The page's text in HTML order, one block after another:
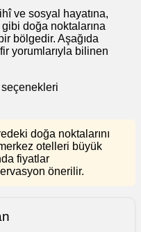
ve sosyal hayatına,
doğa noktalarına
bölgedir. Aşağıda
yorumlarıyla bilinen
doğa noktalarını
otelleri büyük
fiyatlar
önerilir.